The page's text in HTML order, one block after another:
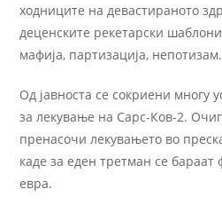
ходниците на девастираното
деценските рекетарски
мафија, партизација, непотизам.
Од јавноста се сокриени многу
за лекување на Сарс-Ков-2.
пренасочи лекувањето во
каде за еден третман се
евра.